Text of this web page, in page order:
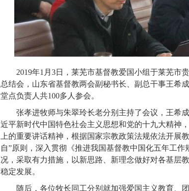
2019年1月3日，莱芜市基督教爱国小组于莱芜市
总结会，山东省基督教两会副秘书长、副总干事王希
堂点负责人共100多人参会。
张孝进牧师与朱翠玲长老分别主持了会议，王希
近平新时代中国特色社会主义思想和党的十九大精神
上的重要讲话精神，根据国家宗教政策法规依法开展
自”原则，深入贯彻《推进我国基督教中国化五年工作
况，采取有力措施，以新思路、新理念做好对各基层
稳定发展。
随后，各位牧长同工分别就加强爱国主义教育、